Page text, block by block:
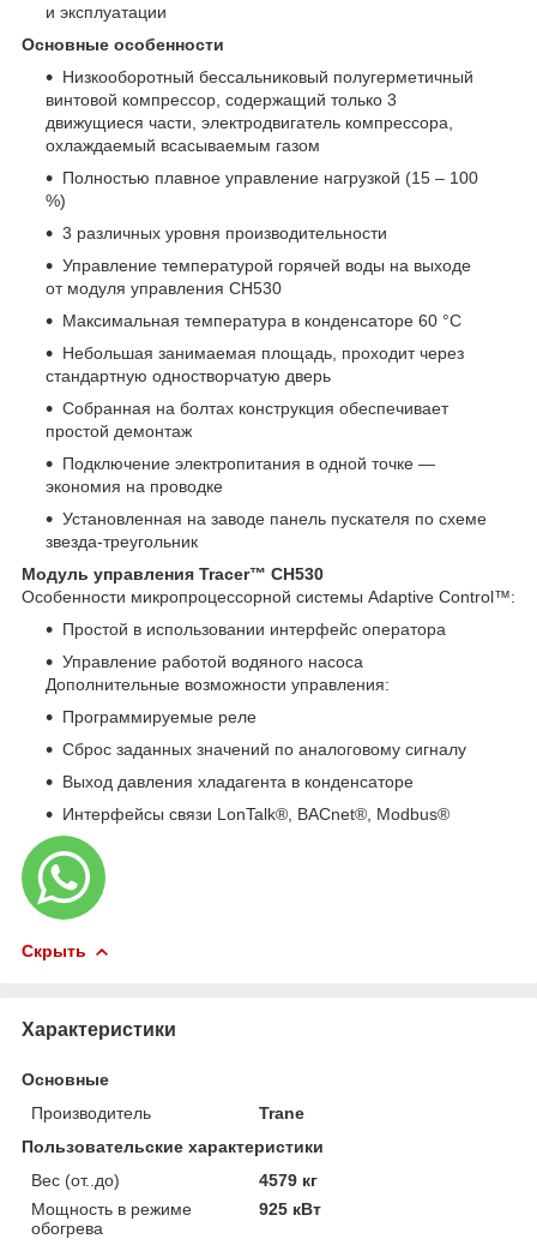
и эксплуатации
Основные особенности
Низкооборотный бессальниковый полугерметичный
винтовой компрессор, содержащий только 3
движущиеся части, электродвигатель компрессора,
охлаждаемый всасываемым газом
Полностью плавное управление нагрузкой (15 – 100
%)
3 различных уровня производительности
Управление температурой горячей воды на выходе
от модуля управления CH530
Максимальная температура в конденсаторе 60 °C
Небольшая занимаемая площадь, проходит через
стандартную одностворчатую дверь
Собранная на болтах конструкция обеспечивает
простой демонтаж
Подключение электропитания в одной точке —
экономия на проводке
Установленная на заводе панель пускателя по схеме
звезда-треугольник
Модуль управления Tracer™ CH530
Особенности микропроцессорной системы Adaptive Control™:
Простой в использовании интерфейс оператора
Управление работой водяного насоса
Дополнительные возможности управления:
Программируемые реле
Сброс заданных значений по аналоговому сигналу
Выход давления хладагента в конденсаторе
Интерфейсы связи LonTalk®, BACnet®, Modbus®
Скрыть
Характеристики
Основные
Производитель
Trane
Пользовательские характеристики
Вес (от..до)
4579 кг
Мощность в режиме
обогрева
925 кВт